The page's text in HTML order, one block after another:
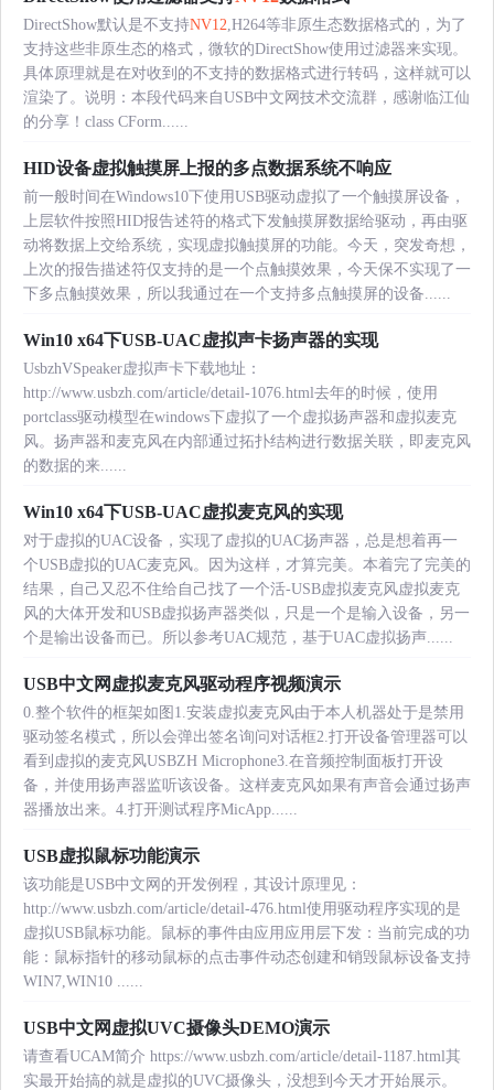
DirectShow默认是不支持NV12 ,H264等非原生态数据格式的，为了
支持这些非原生态的格式，微软的DirectShow使用过滤器来实现。
具体原理就是在对收到的不支持的数据格式进行转码，这样就可以
渲染了。说明：本段代码来自USB中文网技术交流群，感谢临江仙
的分享！class CForm......
HID设备虚拟触摸屏上报的多点数据系统不响应
前一般时间在Windows10下使用USB驱动虚拟了一个触摸屏设备，
上层软件按照HID报告述符的格式下发触摸屏数据给驱动，再由驱
动将数据上交给系统，实现虚拟触摸屏的功能。今天，突发奇想，
上次的报告描述符仅支持的是一个点触摸效果，今天保不实现了一
下多点触摸效果，所以我通过在一个支持多点触摸屏的设备......
Win10 x64下USB-UAC虚拟声卡扬声器的实现
UsbzhVSpeaker虚拟声卡下载地址：
http://www.usbzh.com/article/detail-1076.html去年的时候，使用
portclass驱动模型在windows下虚拟了一个虚拟扬声器和虚拟麦克
风。扬声器和麦克风在内部通过拓扑结构进行数据关联，即麦克风
的数据的来......
Win10 x64下USB-UAC虚拟麦克风的实现
对于虚拟的UAC设备，实现了虚拟的UAC扬声器，总是想着再一
个USB虚拟的UAC麦克风。因为这样，才算完美。本着完了完美的
结果，自己又忍不住给自己找了一个活-USB虚拟麦克风虚拟麦克
风的大体开发和USB虚拟扬声器类似，只是一个是输入设备，另一
个是输出设备而已。所以参考UAC规范，基于UAC虚拟扬声......
USB中文网虚拟麦克风驱动程序视频演示
0.整个软件的框架如图1.安装虚拟麦克风由于本人机器处于是禁用
驱动签名模式，所以会弹出签名询问对话框2.打开设备管理器可以
看到虚拟的麦克风USBZH Microphone3.在音频控制面板打开设
备，并使用扬声器监听该设备。这样麦克风如果有声音会通过扬声
器播放出来。4.打开测试程序MicApp......
USB虚拟鼠标功能演示
该功能是USB中文网的开发例程，其设计原理见：
http://www.usbzh.com/article/detail-476.html使用驱动程序实现的是
虚拟USB鼠标功能。鼠标的事件由应用应用层下发：当前完成的功
能：鼠标指针的移动鼠标的点击事件动态创建和销毁鼠标设备支持
WIN7,WIN10 ......
USB中文网虚拟UVC摄像头DEMO演示
请查看UCAM简介 https://www.usbzh.com/article/detail-1187.html其
实最开始搞的就是虚拟的UVC摄像头，没想到今天才开始展示。